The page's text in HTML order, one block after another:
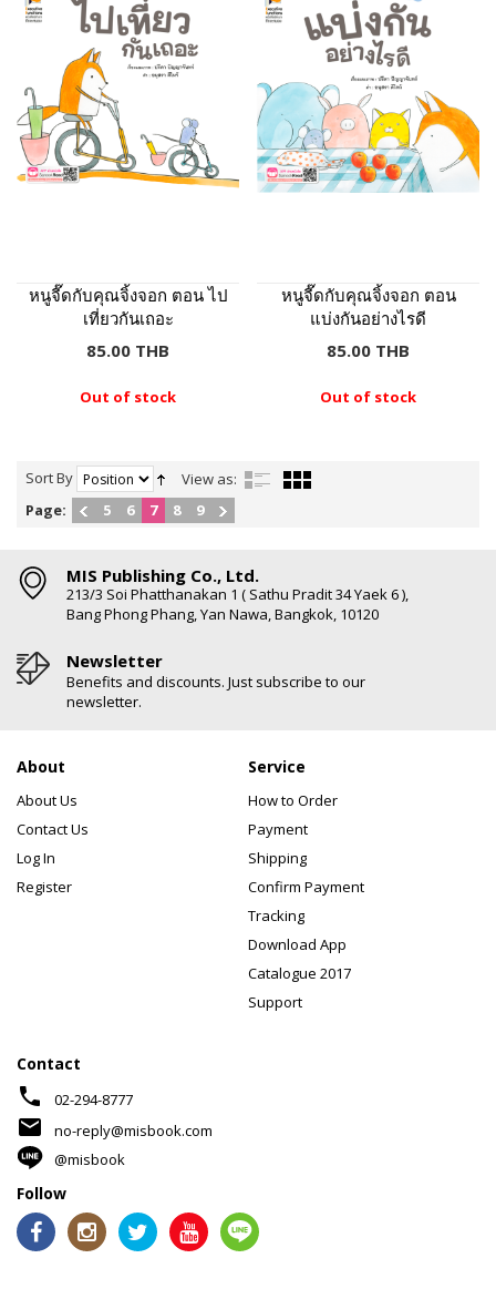
หนูจี๊ดกับคุณจิ้งจอก ตอน ไป
เที่ยวกันเถอะ
85.00 THB
Out of stock
หนูจี๊ดกับคุณจิ้งจอก ตอน
แบ่งกันอย่างไรดี
85.00 THB
Out of stock
Sort By
View as:
Page:
5 6 7 8 9
MIS Publishing Co., Ltd.
213/3 Soi Phatthanakan 1 ( Sathu Pradit 34 Yaek 6 ),
Bang Phong Phang, Yan Nawa, Bangkok, 10120
Newsletter
Benefits and discounts. Just subscribe to our
newsletter.
About
About Us
Contact Us
Log In
Register
Service
How to Order
Payment
Shipping
Confirm Payment
Tracking
Download App
Catalogue 2017
Support
Contact
phone 02-294-8777
mail
no-reply@misbook.com
@misbook
Follow